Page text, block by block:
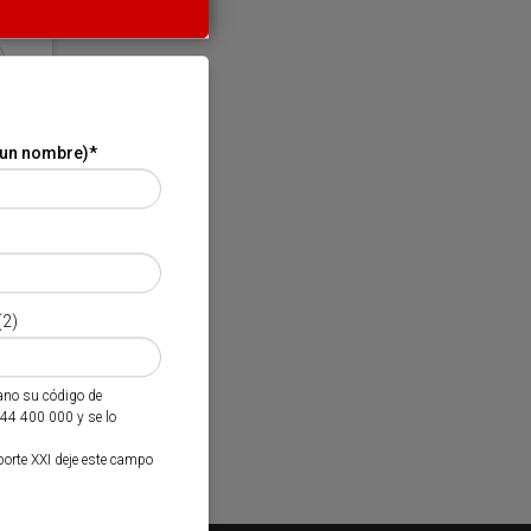
nombre)*
su código de
400 000 y se lo
XXI deje este campo